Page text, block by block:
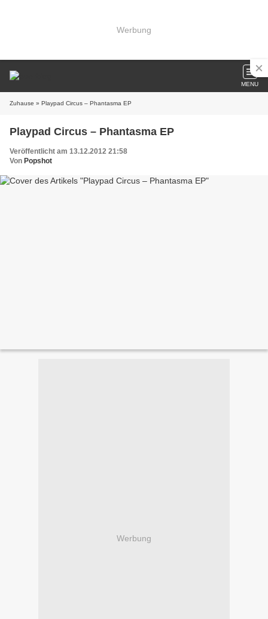
Werbung
MENU
Zuhause » Playpad Circus – Phantasma EP
Playpad Circus – Phantasma EP
Veröffentlicht am 13.12.2012 21:58
Von Popshot
Werbung